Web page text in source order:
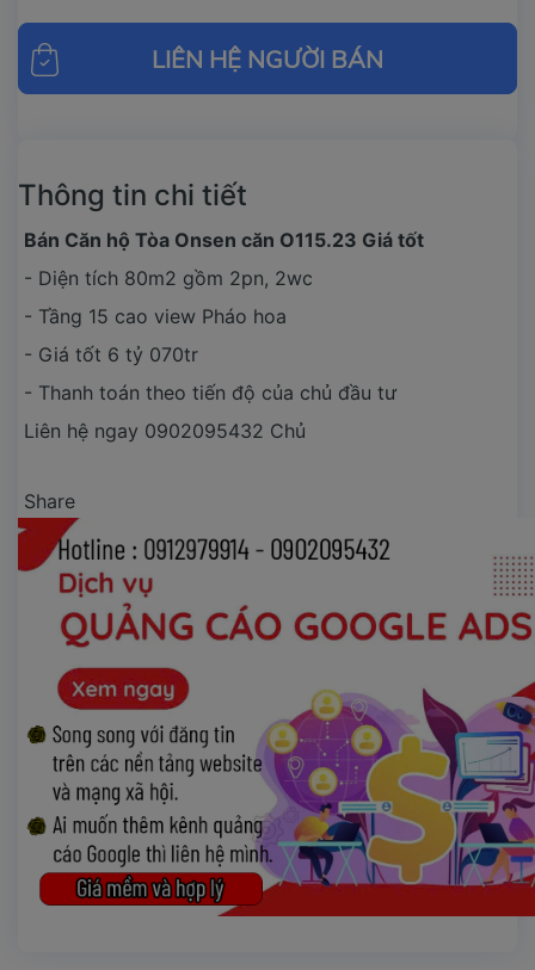
LIÊN HỆ NGƯỜI BÁN
Thông tin chi tiết
Bán Căn hộ Tòa Onsen căn O115.23 Giá tốt
- Diện tích 80m2 gồm 2pn, 2wc
- Tầng 15 cao view Pháo hoa
- Giá tốt 6 tỷ 070tr
- Thanh toán theo tiến độ của chủ đầu tư
Liên hệ ngay 0902095432 Chủ
Share